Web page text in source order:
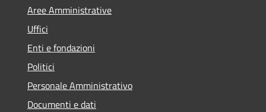
Aree Amministrative
Uffici
Enti e fondazioni
Politici
Personale Amministrativo
Documenti e dati